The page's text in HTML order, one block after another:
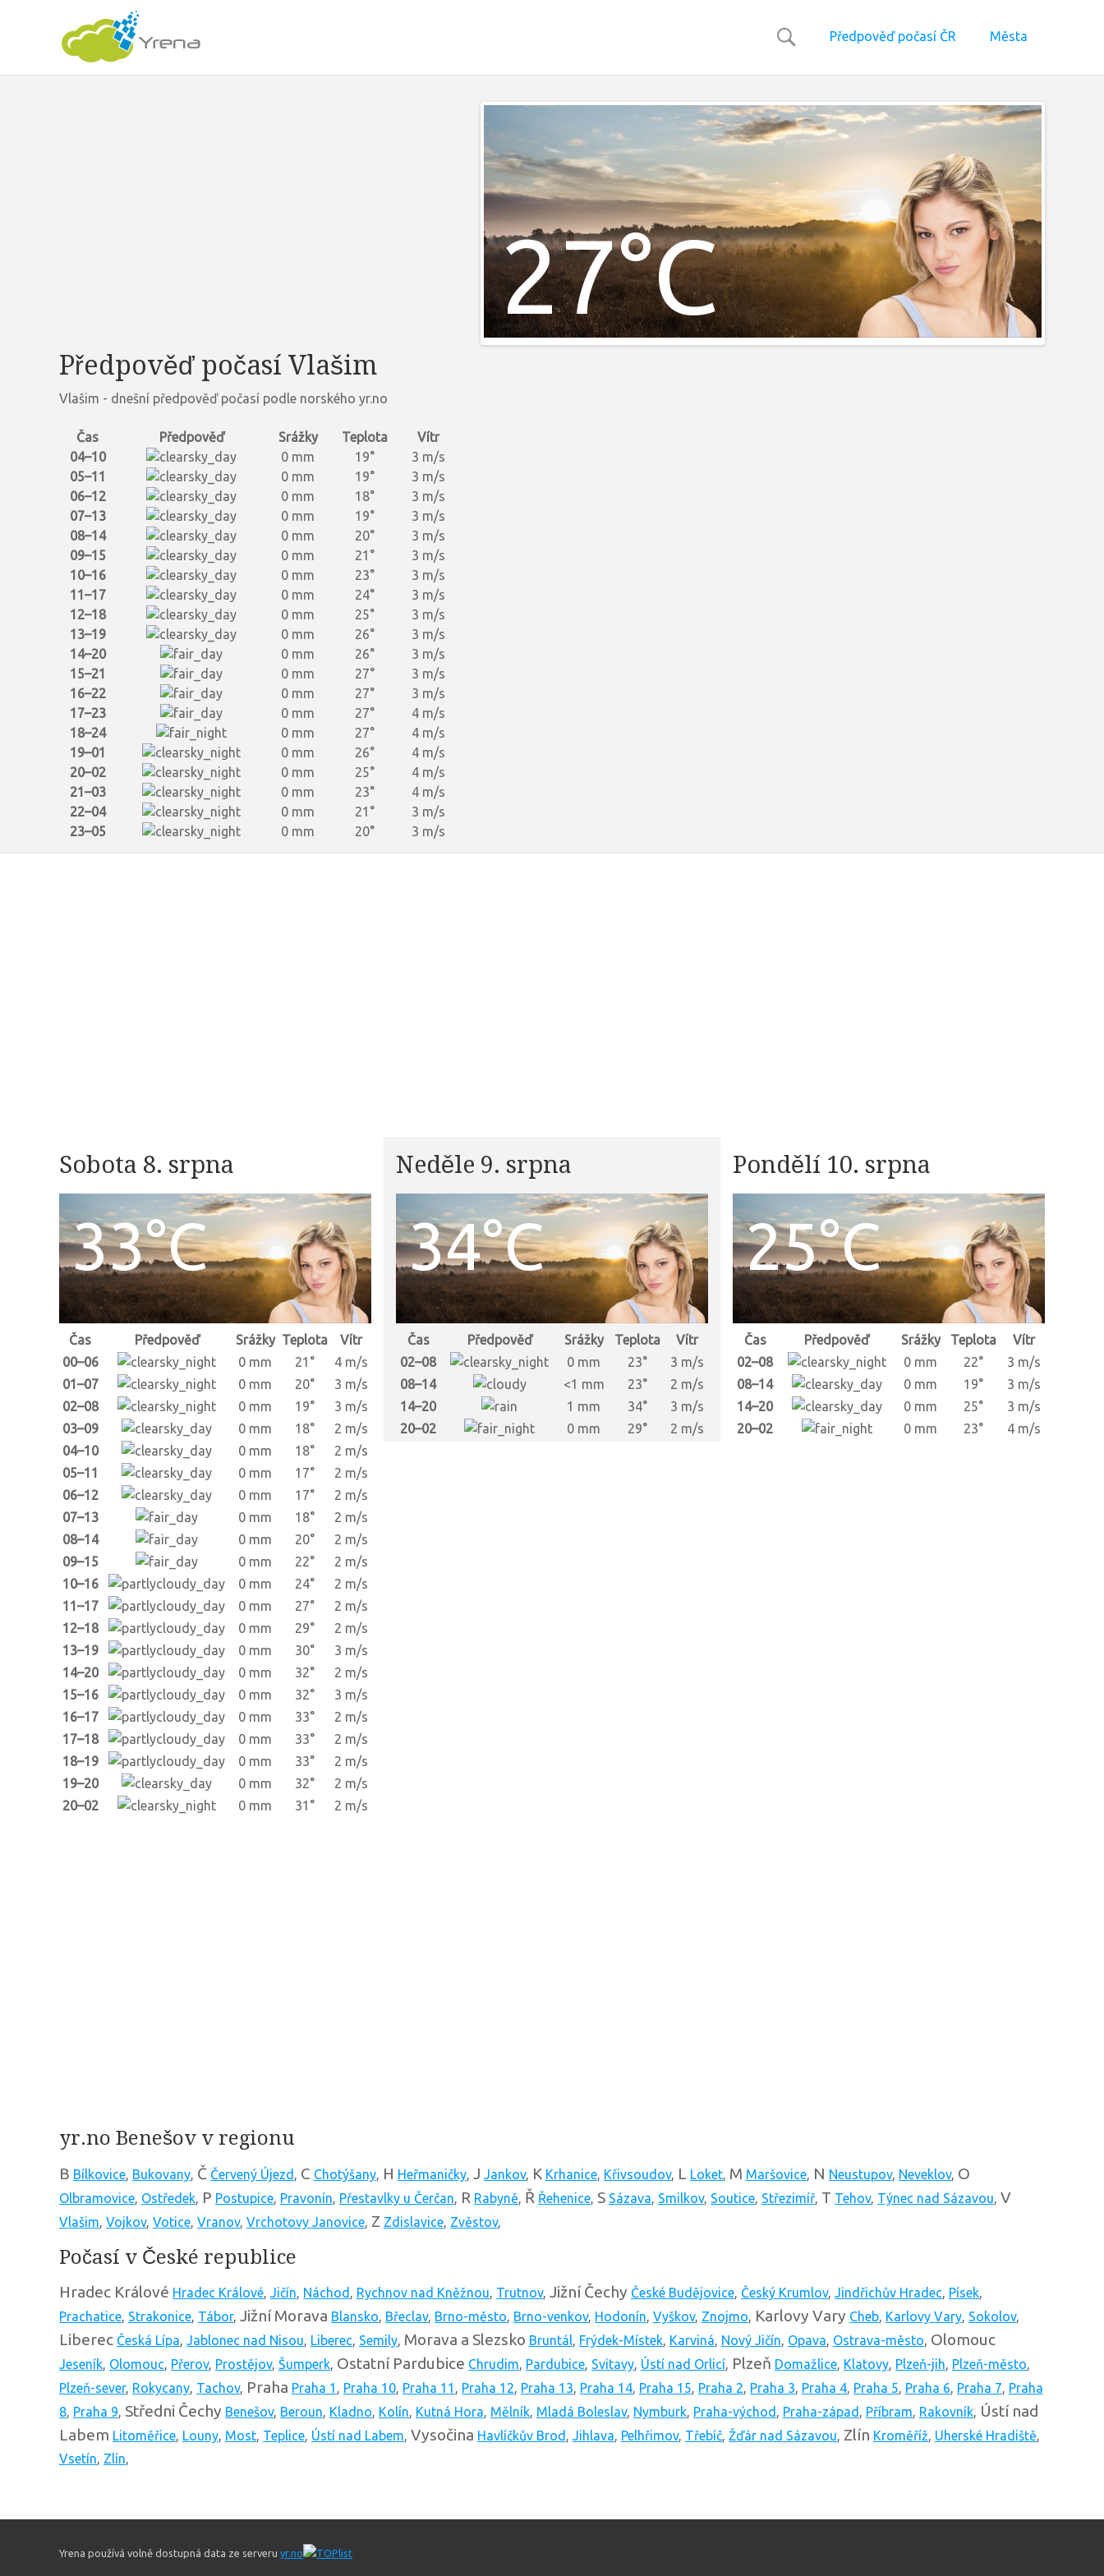
Předpověď počasí ČR Města
Předpověď počasí Vlašim
Vlašim - dnešní předpověď počasí podle norského yr.no
Čas Předpověď Srážky Teplota
Vítr
04–10
0 mm 19°
3 m/s
05–11
0 mm 19°
3 m/s
06–12
0 mm 18°
3 m/s
07–13
0 mm 19°
3 m/s
08–14
0 mm 20°
3 m/s
09–15
0 mm 21°
3 m/s
10–16
0 mm 23°
3 m/s
11–17
0 mm 24°
3 m/s
12–18
0 mm 25°
3 m/s
13–19
0 mm 26°
3 m/s
14–20
0 mm 26°
3 m/s
15–21
0 mm 27°
3 m/s
16–22
0 mm 27°
3 m/s
17–23
0 mm 27°
4 m/s
18–24
0 mm 27°
4 m/s
19–01
0 mm 26°
4 m/s
20–02
0 mm 25°
4 m/s
21–03
0 mm 23°
4 m/s
22–04
0 mm 21°
3 m/s
23–05
0 mm 20° 3 m/s
27°C
Sobota 8. srpna
33°C
Čas Předpověď Srážky Teplota
Vítr
00–06
0 mm 21°
4 m/s
01–07
0 mm 20°
3 m/s
02–08
0 mm 19°
3 m/s
03–09
0 mm 18°
2 m/s
04–10
0 mm 18°
2 m/s
05–11
0 mm 17°
2 m/s
06–12
0 mm 17°
2 m/s
07–13
0 mm 18°
2 m/s
08–14
0 mm 20°
2 m/s
09–15
0 mm 22°
2 m/s
10–16
0 mm 24°
2 m/s
11–17
0 mm 27°
2 m/s
12–18
0 mm 29°
2 m/s
13–19
0 mm 30°
3 m/s
14–20
0 mm 32°
2 m/s
15–16
0 mm 32°
3 m/s
16–17
0 mm 33°
2 m/s
17–18
0 mm 33°
2 m/s
18–19
0 mm 33°
2 m/s
19–20
0 mm 32°
2 m/s
20–02
0 mm 31° 2 m/s
Neděle 9. srpna
34°C
Čas Předpověď Srážky Teplota
Vítr
02–08
0 mm 23°
3 m/s
08–14
<1 mm 23°
2 m/s
14–20
1 mm 34°
3 m/s
20–02
0 mm 29° 2 m/s
Pondělí 10. srpna
25°C
Čas Předpověď Srážky Teplota
Vítr
02–08
0 mm 22°
3 m/s
08–14
0 mm 19°
3 m/s
14–20
0 mm 25°
3 m/s
20–02
0 mm 23° 4 m/s
yr.no Benešov v regionu
B Bílkovice, Bukovany, Č Červený Újezd , C Chotýšany, H Heřmaničky, J Jankov, K Krhanice, Křivsoudov, L Loket, M Maršovice, N Neustupov, Neveklov, O
Olbramovice, Ostředek, P Postupice, Pravonín, Přestavlky u Čerčan, R Rabyně, Ř Řehenice, S Sázava, Smilkov, Soutice, Střezimíř, T Tehov, Týnec nad Sázavou, V
Vlašim, Vojkov, Votice, Vranov, Vrchotovy Janovice, Z Zdislavice, Zvěstov,
Počasí v České republice
Hradec Králové Hradec Králové, Jičín, Náchod , Rychnov nad Kněžnou, Trutnov, Jižní Čechy České Budějovice, Český Krumlov, Jindřichův Hradec, Písek,
Prachatice, Strakonice, Tábor, Jižní Morava Blansko, Břeclav, Brno-město, Brno-venkov, Hodonín, Vyškov, Znojmo, Karlovy Vary Cheb, Karlovy Vary, Sokolov,
Liberec Česká Lípa, Jablonec nad Nisou, Liberec, Semily, Morava a Slezsko Bruntál, Frýdek-Místek, Karviná, Nový Jičín, Opava, Ostrava-město, Olomouc
Jeseník, Olomouc, Přerov, Prostějov, Šumperk, Ostatní Pardubice Chrudim, Pardubice, Svitavy, Ústí nad Orlicí, Plzeň Domažlice, Klatovy, Plzeň-jih, Plzeň-město,
Plzeň-sever, Rokycany, Tachov, Praha Praha 1 , Praha 10, Praha 11 , Praha 12, Praha 13, Praha 14, Praha 15, Praha 2, Praha 3, Praha 4, Praha 5, Praha 6, Praha 7, Praha
8, Praha 9, Středni Čechy Benešov, Beroun, Kladno, Kolín, Kutná Hora, Mělník, Mladá Boleslav, Nymburk, Praha-východ , Praha-západ , Příbram, Rakovník, Ústí nad
Labem Litoměřice, Louny, Most, Teplice, Ústí nad Labem, Vysočina Havlíčkův Brod , Jihlava, Pelhřimov, Třebíč, Žďár nad Sázavou, Zlín Kroměříž, Uherské Hradiště,
Vsetín, Zlín,
Yrena používá volně dostupná data ze serveru yr.no